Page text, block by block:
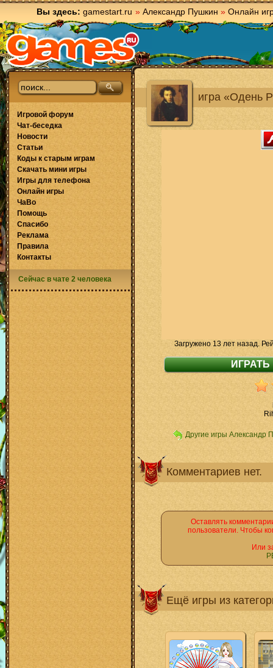
Вы здесь: gamestart.ru » Александр Пушкин » Онлайн
игра «Одень
Загружено 13 лет назад.
Другие игры Александр
Комментариев нет.
Оставлять
пользователи. Чтобы
Или
Ещё игры из
Игровой форум
Чат-беседка
Новости
Статьи
Коды к старым играм
Скачать мини игры
Игры для телефона
Онлайн игры
ЧаВо
Помощь
Спасибо
Реклама
Правила
Контакты
Сейчас в чате 2 человека